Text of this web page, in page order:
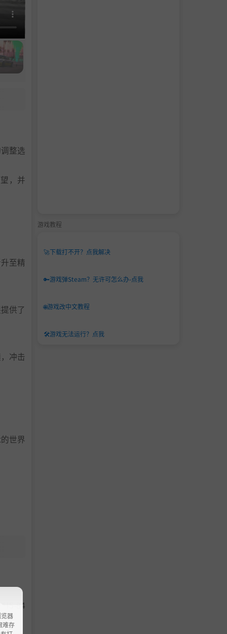
整选
，并
至精
供了
冲击
世界
您的
I5-84
游戏教程
🚀下载打不开？点我解决
🔑游戏弹Steam？无许可怎么办-点我
🌐游戏改中文教程
🛠️游戏无法运行？点我
器
难存